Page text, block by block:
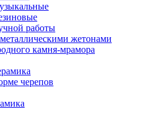
работы
жетонами
камня-мрамора
черепов